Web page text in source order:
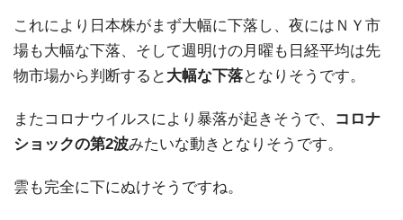
これにより日本株がまず大幅に下落し、夜にはＮＹ市
場も大幅な下落、そして週明けの月曜も日経平均は先
物市場から判断すると 大幅な下落となりそうです。
またコロナウイルスにより暴落が起きそうで、
コロナ
ショックの第2波みたいな動きとなりそうです。
雲も完全に下にぬけそうですね。